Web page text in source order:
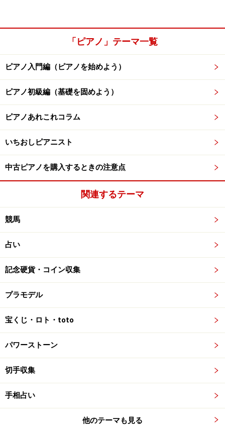
「ピアノ」テーマ一覧
ピアノ入門編（ピアノを始めよう）
ピアノ初級編（基礎を固めよう）
ピアノあれこれコラム
いちおしピアニスト
中古ピアノを購入するときの注意点
関連するテーマ
競馬
占い
記念硬貨・コイン収集
プラモデル
宝くじ・ロト・toto
パワーストーン
切手収集
手相占い
他のテーマも見る